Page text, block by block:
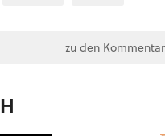
zu den